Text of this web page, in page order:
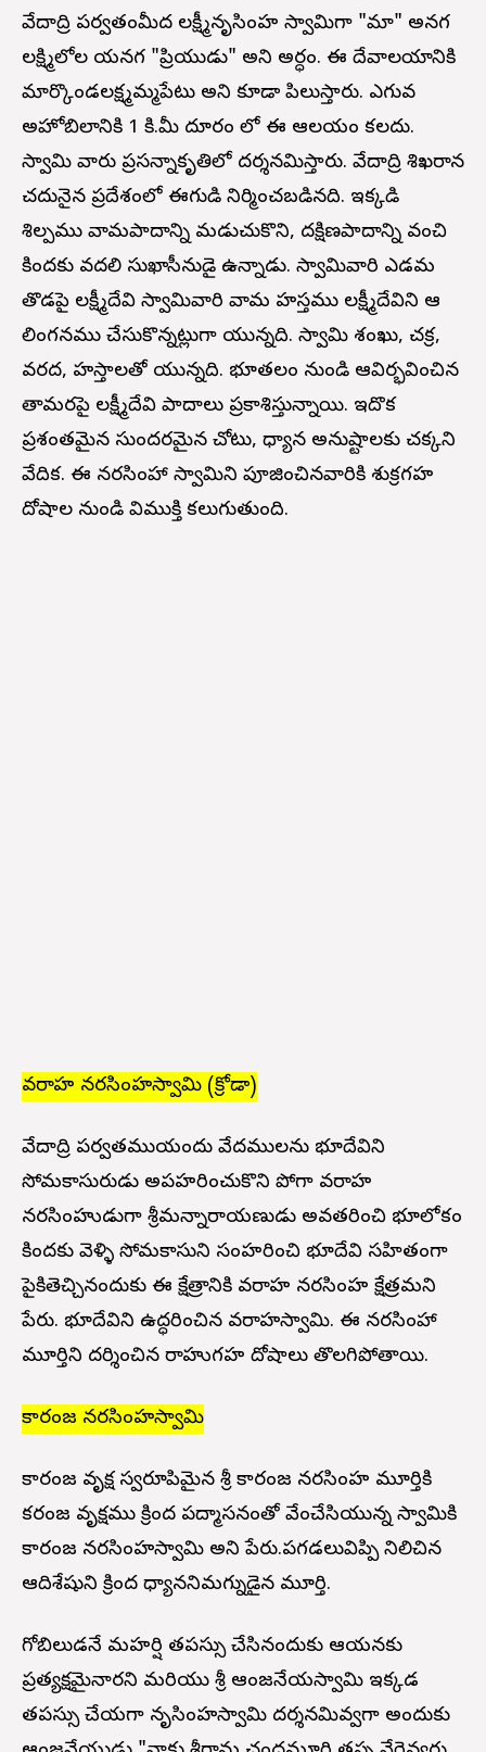
వేదాద్రి పర్వతంమీద లక్ష్మీనృసింహ స్వామిగా "మా" అనగ
లక్ష్మిలోల యనగ "ప్రియుడు" అని అర్ధం. ఈ దేవాలయానికి
మార్కొండలక్ష్మమ్మపేటు అని కూడా పిలుస్తారు. ఎగువ
అహోబిలానికి 1 కి.మీ దూరం లో ఈ ఆలయం కలదు.
స్వామి వారు ప్రసన్నాకృతిలో దర్శనమిస్తారు. వేదాద్రి శిఖరాన
చదునైన ప్రదేశంలో ఈగుడి నిర్మించబడినది. ఇక్కడి
శిల్పము వామపాదాన్ని మడుచుకొని, దక్షిణపాదాన్ని వంచి
కిందకు వదలి సుఖాసీనుడై ఉన్నాడు. స్వామివారి ఎడమ
తొడపై లక్ష్మీదేవి స్వామివారి వామ హస్తము లక్ష్మీదేవిని ఆ
లింగనము చేసుకొన్నట్లుగా యున్నది. స్వామి శంఖు, చక్ర,
వరద, హస్తాలతో యున్నది. భూతలం నుండి ఆవిర్భవించిన
తామరపై లక్ష్మీదేవి పాదాలు ప్రకాశిస్తున్నాయి. ఇదొక
ప్రశంతమైన సుందరమైన చోటు, ధ్యాన అనుష్టాలకు చక్కని
వేదిక. ఈ నరసింహా స్వామిని పూజించినవారికి శుక్రగ్రహ
దోషాల నుండి విముక్తి కలుగుతుంది.
వరాహ నరసింహస్వామి (క్రోడా)
వేదాద్రి పర్వతముయందు వేదములను భూదేవిని
సోమకాసురుడు అపహరించుకొని పోగా వరాహ
నరసింహుడుగా శ్రీమన్నారాయణుడు అవతరించి భూలోకం
కిందకు వెళ్ళి సోమకాసుని సంహరించి భూదేవి సహితంగా
పైకితెచ్చినందుకు ఈ క్షేత్రానికి వరాహ నరసింహ క్షేత్రమని
పేరు. భూదేవిని ఉద్ధరించిన వరాహస్వామి. ఈ నరసింహా
మూర్తిని దర్శించిన రాహుగ్రహ దోషాలు తొలగిపోతాయి.
కారంజ నరసింహస్వామి
కారంజ వృక్ష స్వరూపిమైన శ్రీ కారంజ నరసింహ మూర్తికి
కరంజ వృక్షము క్రింద పద్మాసనంతో వేంచేసియున్న స్వామికి
కారంజ నరసింహస్వామి అని పేరు.పగడలువిప్పి నిలిచిన
ఆదిశేషుని క్రింద ధ్యాననిమగ్నుడైన మూర్తి.
గోబిలుడనే మహర్షి తపస్సు చేసినందుకు ఆయనకు
ప్రత్యక్షమైనారని మరియు శ్రీ ఆంజనేయస్వామి ఇక్కడ
తపస్సు చేయగా నృసింహస్వామి దర్శనమివ్వగా అందుకు